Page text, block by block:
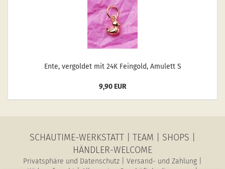
Ente, ver­gol­det mit 24K Fein­gold, Amu­lett S
9,90 EUR
SCHAUTIME-WERKSTATT TEAM SHOPS
HÄNDLER-WELCOME
Privatsphäre und Datenschutz Versand- und Zahlung